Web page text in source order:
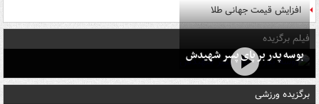
افزایش قیمت جهانی طلا
فیلم برگزیده
بوسه‌ پدر بر پای پسر شهیدش
برگزیده ورزشی